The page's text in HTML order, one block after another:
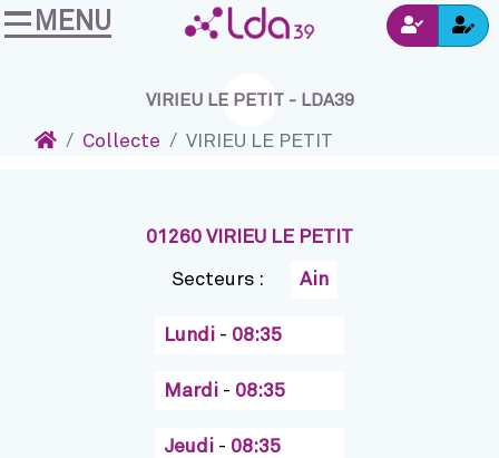
Accéder au contenu
Connexion
MENU
VIRIEU LE PETIT - LDA39
AccueilCollecte VIRIEU LE PETIT
01260 VIRIEU LE PETIT
Secteurs : Ain
Lundi - 08:35
Mardi - 08:35
Jeudi - 08:35